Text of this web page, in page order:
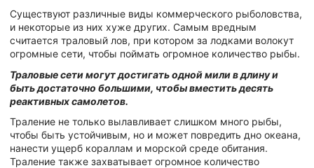
Существуют различные виды коммерческого рыболовства,
и некоторые из них хуже других. Самым вредным
считается траловый лов, при котором за лодками волокут
огромные сети, чтобы поймать огромное количество рыбы.
Траловые сети могут достигать одной мили в длину и
быть достаточно большими, чтобы вместить десять
реактивных самолетов.
Траление не только вылавливает слишком много рыбы,
чтобы быть устойчивым, но и может повредить дно океана,
нанести ущерб кораллам и морской среде обитания.
Траление также захватывает огромное количество